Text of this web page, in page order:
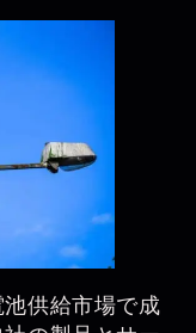
供給市場で成